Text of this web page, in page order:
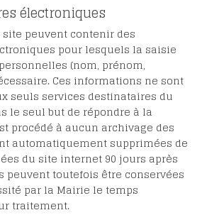
électroniques
site peuvent contenir des
pour lesquels la saisie
(nom, prénom,
Ces informations ne sont
seuls services destinataires du
le seul but de répondre à la
procédé à aucun archivage des
automatiquement supprimées de
du site internet 90 jours après
peuvent toutefois être conservées
par la Mairie le temps
traitement.